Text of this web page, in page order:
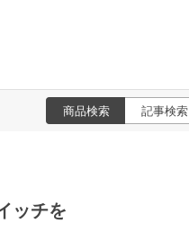
商品検索 記事検索
ッチを